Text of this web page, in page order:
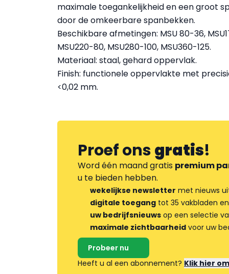
maximale toegankelijkheid en een groot
door de omkeerbare spanbekken.
Beschikbare afmetingen: MSU 80-36,
MSU220-80, MSU280-100, MSU360-125.
Materiaal: staal, gehard oppervlak.
Finish: functionele oppervlakte met
<0,02 mm.
Proef onsgratis!
Word één maand gratis premium
u te bieden hebben.
wekelijkse newsletter met nieuws
digitale toegang tot 35 vakbladen
uw bedrijfsnieuws op een selectie
maximale zichtbaarheid voor uw
Probeer nu
Heeft u al een abonnement? Klik hier